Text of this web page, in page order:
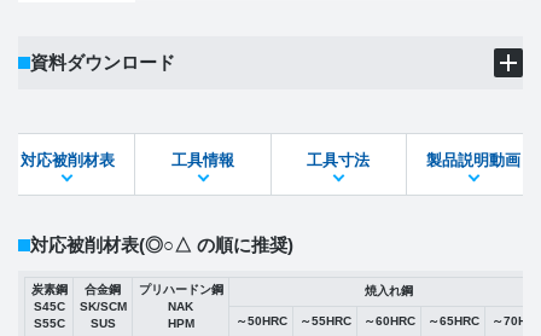
資料ダウンロード
STEPファイル DXFファイル
対応被削材表 工具情報 工具寸法 製品説明動画
対応被削材表(◎○△ の順に推奨)
炭素鋼
S45C
S55C
合金鋼
SK/SCM
SUS
プリハードン鋼
NAK
HPM
焼入れ鋼
～50HRC ～55HRC ～60HRC ～65HRC ～